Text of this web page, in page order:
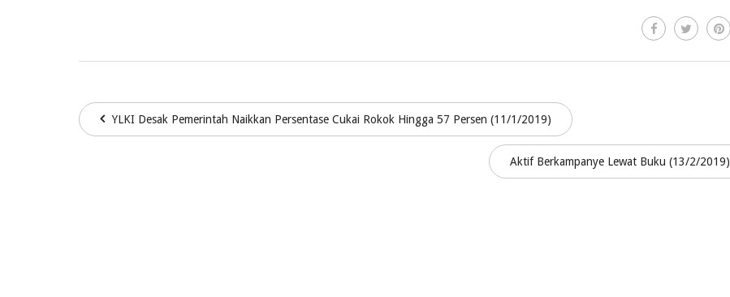
YLKI Desak Pemerintah Naikkan Persentase Cukai Rokok Hingga 57 Persen (11/1/2019)
Aktif Berkampanye Lewat Buku (13/2/2019)